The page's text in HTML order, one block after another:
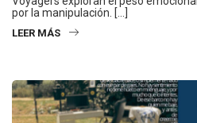
por la manipulación. […]
LEER MÁS